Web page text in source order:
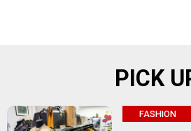
PICK
FASHION